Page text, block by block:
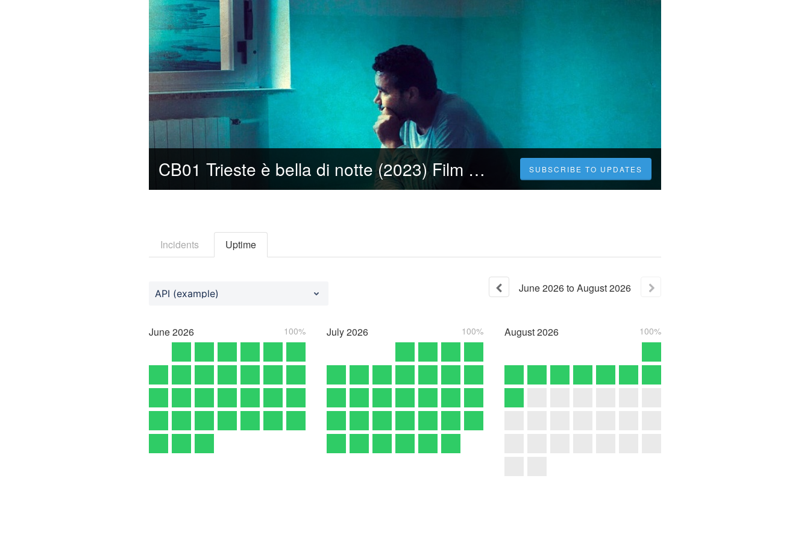
CB01 Trieste è bella di notte (2023) Film Streaming ITA in Alta Definizione SUBSCRIBE TO UPDATES
Incidents Uptime
API (example) June2026toAugust2026
June2026 100% July2026 100% August2026 100%